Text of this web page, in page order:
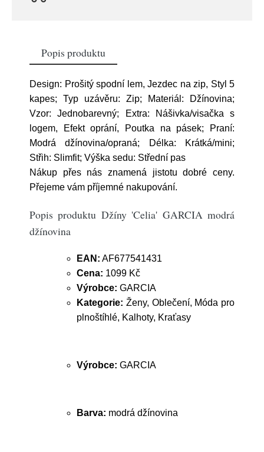
Popis produktu
Design: Prošitý spodní lem, Jezdec na zip, Styl 5
kapes; Typ uzávěru: Zip; Materiál: Džínovina;
Vzor: Jednobarevný; Extra: Nášivka/visačka s
logem, Efekt oprání, Poutka na pásek; Praní:
Modrá džínovina/opraná; Délka: Krátká/mini;
Střih: Slimfit; Výška sedu: Střední pas
Nákup přes nás znamená jistotu dobré ceny.
Přejeme vám příjemné nakupování.
Popis produktu Džíny 'Celia' GARCIA modrá
džínovina
EAN: AF677541431
Cena: 1099 Kč
Výrobce: GARCIA
Kategorie: Ženy, Oblečení, Móda pro
plnoštíhlé, Kalhoty, Kraťasy
Výrobce: GARCIA
Barva: modrá džínovina